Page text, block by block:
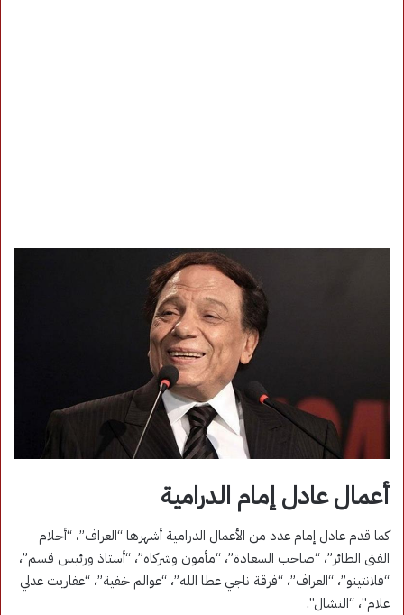
أعمال عادل إمام الدرامية
كما قدم عادل إمام عدد من الأعمال الدرامية أشهرها “العراف”، “أحلام
الفتى الطائر”، “صاحب السعادة”، “مأمون وشركاه”، “أستاذ ورئيس قسم”،
“فلانتينو”، “العراف”، “فرقة ناجي عطا الله”، “عوالم خفية”، “عفاريت عدلي
علام”، “النشال”.